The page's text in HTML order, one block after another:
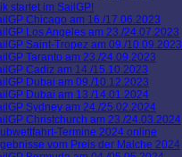
startet im SailGP!
Chicago am 16./17.06.2023
Los Angeles am 23./24.07.2023
Saint-Tropez am 09./10.09.2023
Taranto am 23./24.09.2023
Cadiz am 14./15.10.2023
Dubai am 09./10.12.2023
Dubai am 13./14.01.2024
Sydney am 24./25.02.2024
Christchurch am 23./24.03.2024
Termine 2024 online
vom Preis der Malche 2024